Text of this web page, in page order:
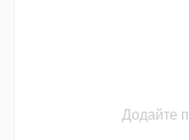
Додайте